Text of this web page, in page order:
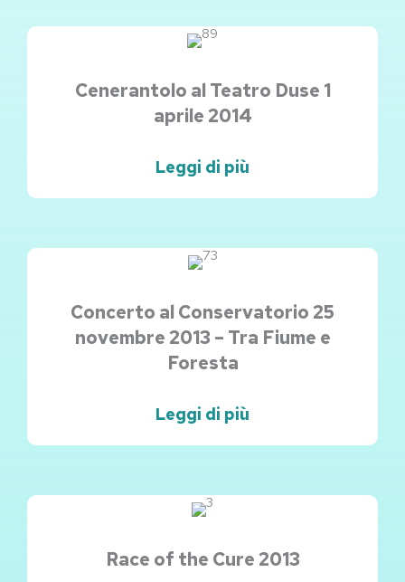
Cenerantolo al Teatro Duse 1
aprile 2014
Leggi di più
Concerto al Conservatorio 25
novembre 2013 – Tra Fiume e
Foresta
Leggi di più
Race of the Cure 2013